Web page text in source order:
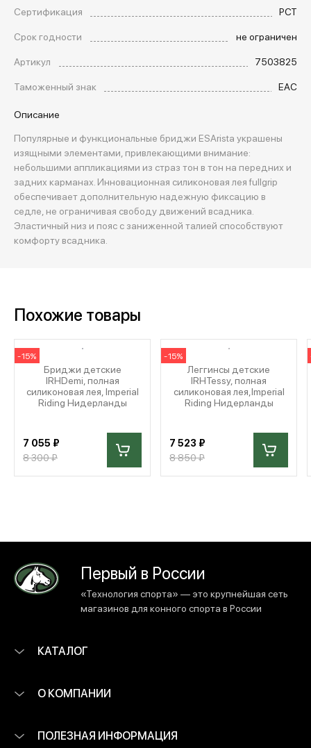
Сертификация
РСТ
Срок годности
не ограничен
Артикул
7503825
Таможенный знак
EAC
Описание
Популярные и функциональные бриджи ESArista украшены
изящными элементами, привлекающими внимание:
небольшими аппликациями из страз тон в тон на передних и
задних карманах. Инновационная силиконовая лея fullgrip
обеспечивает дополнительную надежную фиксацию в
седле, не ограничивая свободу движений всадника.
Эластичный низ и пояс с заниженной талией способствуют
комфорту всадника.
Похожие товары
-15%
Бриджи детские
IRHDemi, полная
силиконовая лея, Imperial
Riding Нидерланды
7 055 ₽
8 300 ₽
-15%
Леггинсы детские
IRHTessy, полная
силиконовая лея,Imperial
Riding Нидерланды
7 523 ₽
8 850 ₽
Первый в России
«Технология спорта» — это крупнейшая сеть
магазинов для конного спорта в России
КАТАЛОГ
О КОМПАНИИ
ПОЛЕЗНАЯ ИНФОРМАЦИЯ